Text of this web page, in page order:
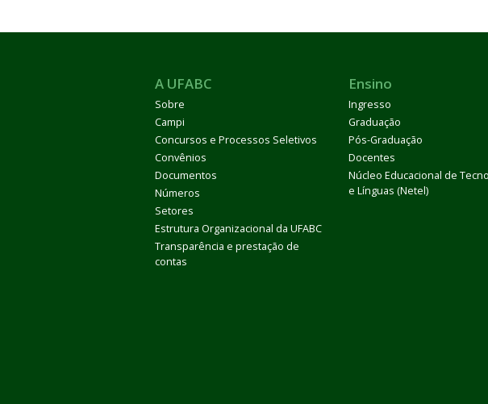
A UFABC
Sobre
Campi
Concursos e Processos Seletivos
Convênios
Documentos
Números
Setores
Estrutura Organizacional da UFABC
Transparência e prestação de
contas
Ensino
Ingresso
Graduação
Pós-Graduação
Docentes
Núcleo Educacional de
e Línguas (Netel)